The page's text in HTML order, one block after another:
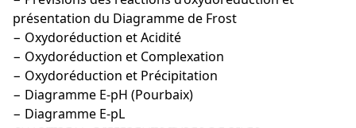
présentation du Diagramme de Frost
− Oxydoréduction et Acidité
− Oxydoréduction et Complexation
− Oxydoréduction et Précipitation
− Diagramme E-pH (Pourbaix)
− Diagramme E-pL